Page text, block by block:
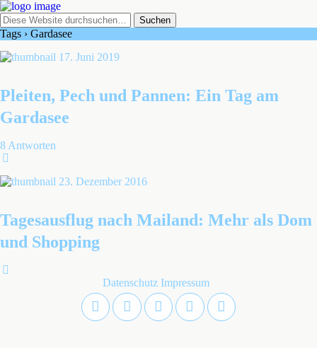
Tags › Gardasee
17. Juni 2019
Pleiten, Pech und Pannen: Ein Tag am
Gardasee
8 Antworten
23. Dezember 2016
Tagesausflug nach Mailand: Mehr als Dom
und Shopping
Datenschutz Impressum